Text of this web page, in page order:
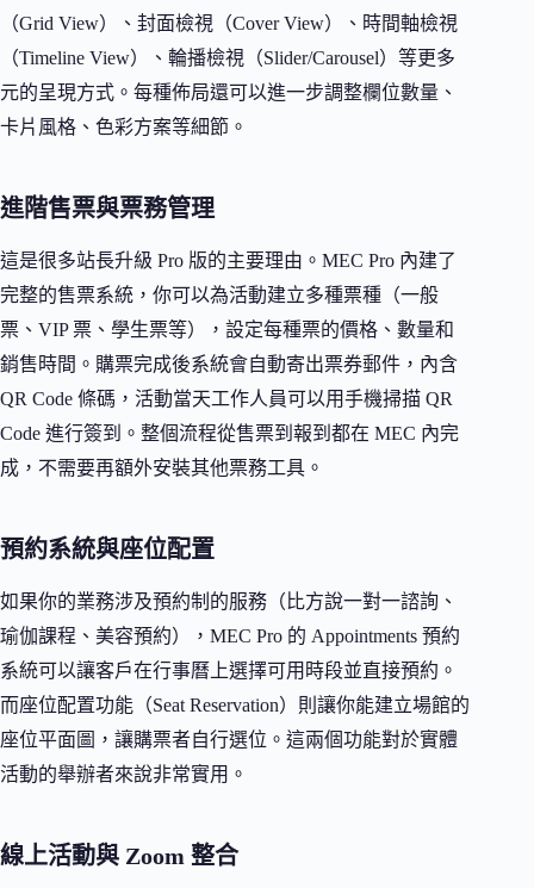
（Grid View）、封面檢視（Cover View）、時間軸檢視
（Timeline View）、輪播檢視（Slider/Carousel）等更多
元的呈現方式。每種佈局還可以進一步調整欄位數量、
卡片風格、色彩方案等細節。
進階售票與票務管理
這是很多站長升級 Pro 版的主要理由。MEC Pro 內建了
完整的售票系統，你可以為活動建立多種票種（一般
票、VIP 票、學生票等），設定每種票的價格、數量和
銷售時間。購票完成後系統會自動寄出票券郵件，內含
QR Code 條碼，活動當天工作人員可以用手機掃描 QR
Code 進行簽到。整個流程從售票到報到都在 MEC 內完
成，不需要再額外安裝其他票務工具。
預約系統與座位配置
如果你的業務涉及預約制的服務（比方說一對一諮詢、
瑜伽課程、美容預約），MEC Pro 的 Appointments 預約
系統可以讓客戶在行事曆上選擇可用時段並直接預約。
而座位配置功能（Seat Reservation）則讓你能建立場館的
座位平面圖，讓購票者自行選位。這兩個功能對於實體
活動的舉辦者來說非常實用。
線上活動與 Zoom 整合